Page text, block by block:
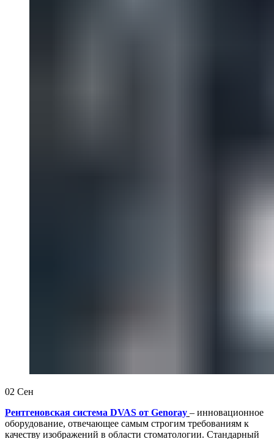
02 Сен
Рентгеновская система DVAS от Genoray – инновационное
оборудование, отвечающее самым строгим требованиям к
качеству изображений в области стоматологии. Стандарный